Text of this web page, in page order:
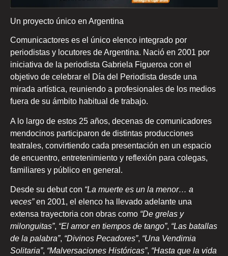
Un proyecto único en Argentina
Comunicactores es el único elenco integrado por
periodistas y locutores de Argentina. Nació en 2001 por
iniciativa de la periodista Gabriela Figueroa con el
objetivo de celebrar el Día del Periodista desde una
mirada artística, reuniendo a profesionales de los medios
fuera de su ámbito habitual de trabajo.
A lo largo de estos 25 años, decenas de comunicadores
mendocinos participaron de distintas producciones
teatrales, convirtiendo cada presentación en un espacio
de encuentro, entretenimiento y reflexión para colegas,
familiares y público en general.
Desde su debut con “La muerte es un la menor… a
veces”en 2001, el elenco ha llevado adelante una
extensa trayectoria con obras como “De grelas y
milonguitas”, “El amor en tiempos de tango”, “Las batallas
de la palabra”, “Divinos Pecadores”, “Una Vendimia
Solitaria”, “Malversaciones Históricas”, “Hasta que la vida